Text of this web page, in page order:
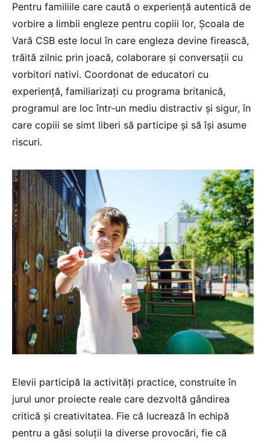
Pentru familiile care caută o experiență autentică de
vorbire a limbii engleze pentru copiii lor, Școala de
Vară CSB este locul în care engleza devine firească,
trăită zilnic prin joacă, colaborare și conversații cu
vorbitori nativi. Coordonat de educatori cu
experiență, familiarizați cu programa britanică,
programul are loc într-un mediu distractiv și sigur, în
care copiii se simt liberi să participe și să își asume
riscuri.
Elevii participă la activități practice, construite în
jurul unor proiecte reale care dezvoltă gândirea
critică și creativitatea. Fie că lucrează în echipă
pentru a găsi soluții la diverse provocări, fie că